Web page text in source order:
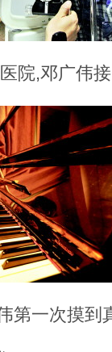
院,邓广伟
第一次摸到